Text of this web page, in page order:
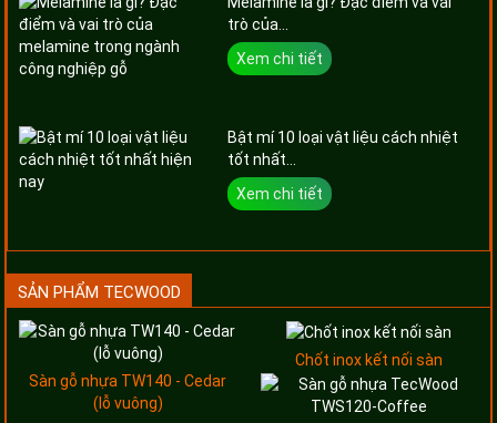
trò của...
Xem chi tiết
Bật mí 10 loại vật liệu cách nhiệt
tốt nhất...
Xem chi tiết
SẢN PHẨM TECWOOD
Sàn gỗ nhựa TW140 - Cedar
(lỗ vuông)
Chốt inox kết nối sàn